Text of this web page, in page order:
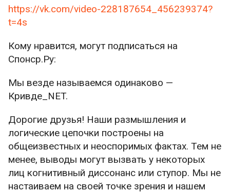
https://vk.com/video-228187654_456239374?
t=4s
Кому нравится, могут подписаться на
Спонср.Ру:
Мы везде называемся одинаково —
Кривде_NET.
Дорогие друзья! Наши размышления и
логические цепочки построены на
общеизвестных и неоспоримых фактах. Тем не
менее, выводы могут вызвать у некоторых
лиц когнитивный диссонанс или ступор. Мы не
настаиваем на своей точке зрения и нашем